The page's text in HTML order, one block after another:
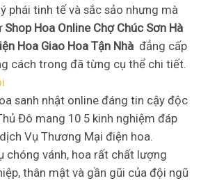
phái tinh tế và sắc sảo nhưng mà
Shop Hoa Online Chợ Chúc Sơn Hà
Hoa Giao Hoa Tận Nhà đẳng cấp
cách trong đã từng cụ thể chi tiết.
sanh nhật online đáng tin cậy độc
Đô mang 10 5 kinh nghiệm đáp
Vụ Thương Mại điện hoa.
chóng vánh, hoa rất chất lượng
thân mật và gần gũi của đội ngũ